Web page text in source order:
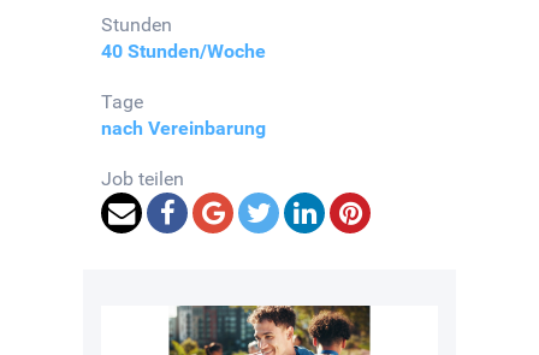
Stunden
40 Stunden/Woche
Tage
nach Vereinbarung
Job teilen